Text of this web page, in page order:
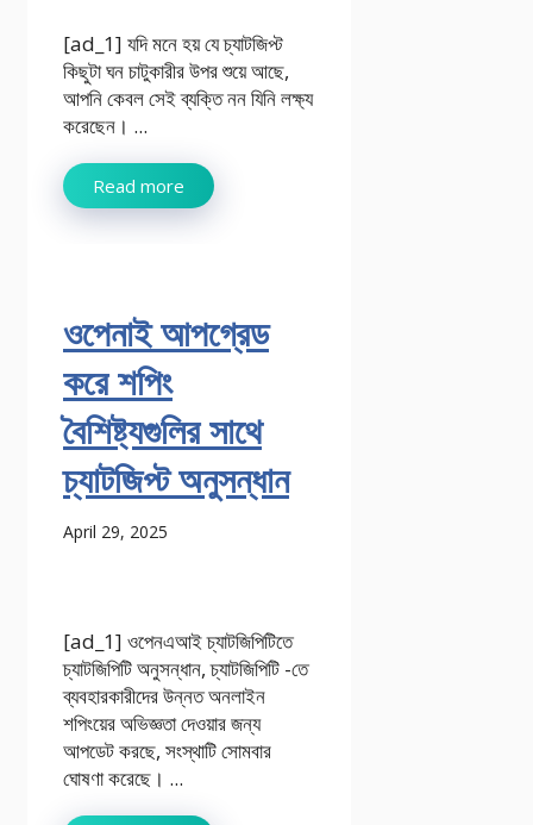
[ad_1] যদি মনে হয় যে চ্যাটজিপ্ট
কিছুটা ঘন চাটুকারীর উপর শুয়ে আছে,
আপনি কেবল সেই ব্যক্তি নন যিনি লক্ষ্য
করেছেন। ...
Read more
ওপেনাই আপগ্রেড
করে শপিং
বৈশিষ্ট্যগুলির সাথে
চ্যাটজিপ্ট অনুসন্ধান
April 29, 2025
[ad_1] ওপেনএআই চ্যাটজিপিটিতে
চ্যাটজিপিটি অনুসন্ধান, চ্যাটজিপিটি -তে
ব্যবহারকারীদের উন্নত অনলাইন
শপিংয়ের অভিজ্ঞতা দেওয়ার জন্য
আপডেট করছে, সংস্থাটি সোমবার
ঘোষণা করেছে। ...